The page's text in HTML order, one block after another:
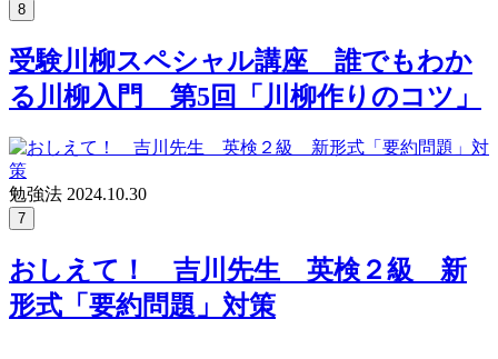
8
受験川柳スペシャル講座 誰でもわか
る川柳入門 第5回「川柳作りのコツ」
勉強法 2024.10.30
7
おしえて！ 吉川先生 英検２級 新
形式「要約問題」対策